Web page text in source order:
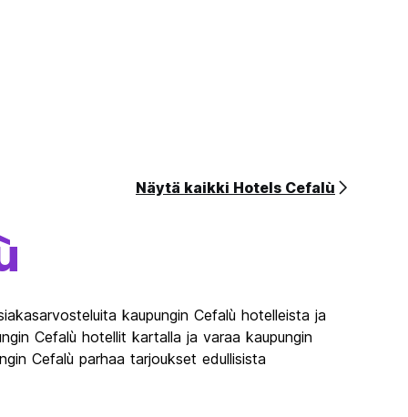
Näytä kaikki Hotels Cefalù
kaupungin Cefalù hotelleista ja
Cefalù hotellit kartalla ja varaa kaupungin
Cefalù parhaa tarjoukset edullisista